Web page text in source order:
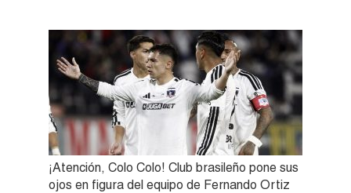
¡Atención, Colo Colo! Club brasileño pone sus
ojos en figura del equipo de Fernando Ortiz